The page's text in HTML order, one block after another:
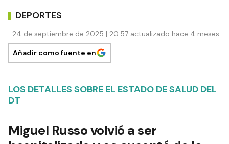
DEPORTES
24 de septiembre de 2025 | 20:57 actualizado hace 4 meses
Añadir como fuente en
LOS DETALLES SOBRE EL ESTADO DE SALUD DEL
DT
Miguel Russo volvió a ser